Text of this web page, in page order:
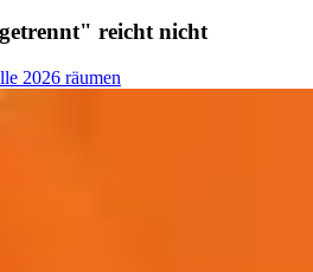
reicht nicht
2026 räumen